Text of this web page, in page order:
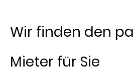
Wir finden den
Mieter für Sie